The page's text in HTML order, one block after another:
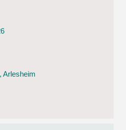
Arlesheim